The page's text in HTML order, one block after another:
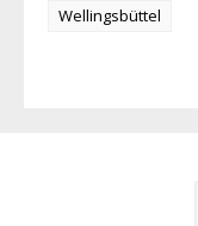
Wellingsbüttel